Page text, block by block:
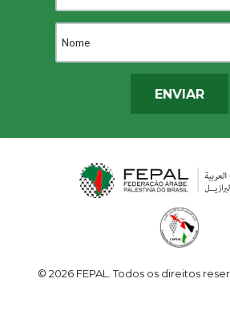
ENVIAR
© 2026 FEPAL. Todos os direitos